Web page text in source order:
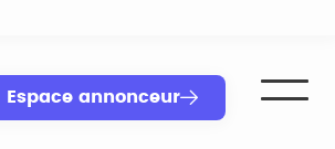
Espace annonceur